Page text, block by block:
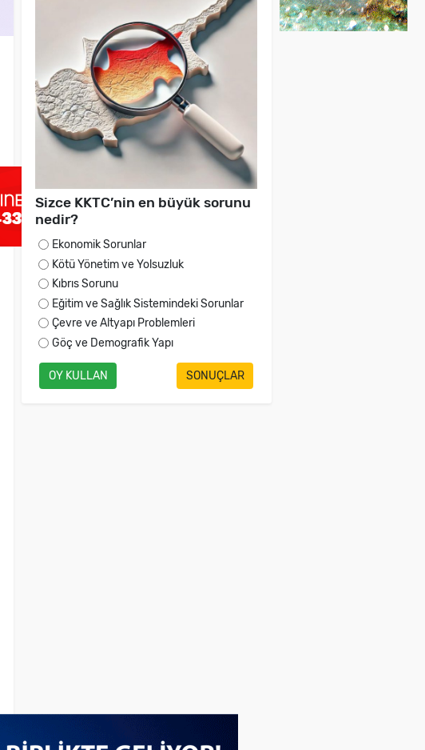
Sizce KKTC’nin en büyük sorunu
nedir?
Ekonomik Sorunlar
Kötü Yönetim ve Yolsuzluk
Kıbrıs Sorunu
Eğitim ve Sağlık Sistemindeki Sorunlar
Çevre ve Altyapı Problemleri
Göç ve Demografik Yapı
OY KULLAN SONUÇLAR